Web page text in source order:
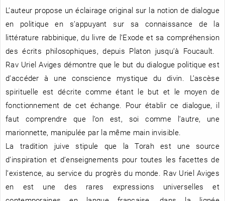
L’auteur propose un éclairage original sur la notion de dialogue
en politique en s’appuyant sur sa connaissance de la
littérature rabbinique, du livre de l’Exode et sa compréhension
des écrits philosophiques, depuis Platon jusqu’à Foucault.
Rav Uriel Aviges démontre que le but du dialogue politique est
d’accéder à une conscience mystique du divin. L’ascèse
spirituelle est décrite comme étant le but et le moyen de
fonctionnement de cet échange. Pour établir ce dialogue, il
faut comprendre que l’on est, soi comme l’autre, une
marionnette, manipulée par la même main invisible.
La tradition juive stipule que la Torah est une source
d’inspiration et d’enseignements pour toutes les facettes de
l’existence, au service du progrès du monde. Rav Uriel Aviges
en est une des rares expressions universelles et